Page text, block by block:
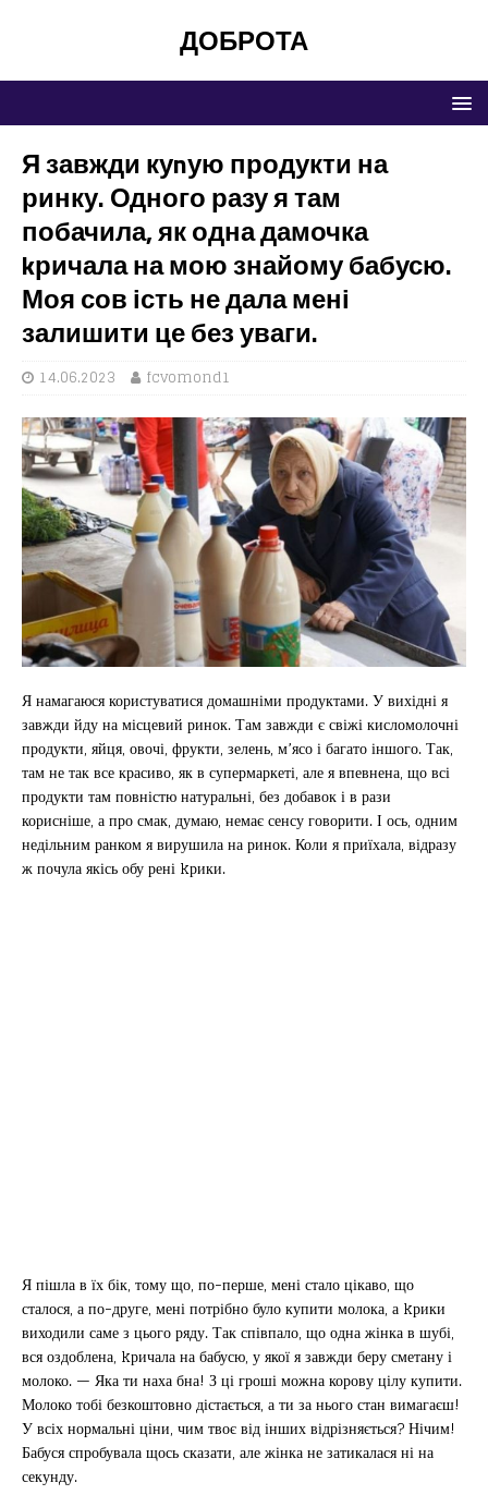
ДОБРОТА
Я завжди куnую продукти на
ринку. Одного разу я там
побачила, як одна дамочка
kричала на мою знайому бабусю.
Моя сов ість не дала мені
залишити це без уваги.
14.06.2023 fcvomond1
Я намагаюся користуватися домашніми продуктами. У вихідні я
завжди йду на місцевий ринок. Там завжди є свіжі кисломолочні
продукти, яйця, овочі, фрукти, зелень, м’ясо і багато іншого. Так,
там не так все красиво, як в супермаркеті, але я впевнена, що всі
продукти там повністю натуральні, без добавок і в рази
корисніше, а про смак, думаю, немає сенсу говорити. І ось, одним
недільним ранком я вирушила на ринок. Коли я приїхала, відразу
ж почула якісь обу рені kрики.
Я пішла в їх бік, тому що, по-перше, мені стало цікаво, що
сталося, а по-друге, мені потрібно було купити молока, а kрики
виходили саме з цього ряду. Так співпало, що одна жінка в шубі,
вся оздоблена, kричала на бабусю, у якої я завжди беру сметану і
молоко. — Яка ти наха бна! З ці гроші можна корову цілу купити.
Молоко тобі безкоштовно дістається, а ти за нього стан вимагаєш!
У всіх нормальні ціни, чим твоє від інших відрізняється? Нічим!
Бабуся спробувала щось сказати, але жінка не затикалася ні на
секунду.